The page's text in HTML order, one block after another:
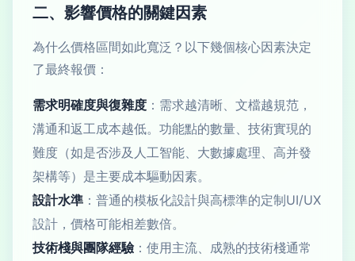
二、影響價格的關鍵因素
為什么價格區間如此寬泛？以下幾個核心因素決定
了最終報價：
需求明確度與復雜度 ：需求越清晰、文檔越規范，
溝通和返工成本越低。功能點的數量、技術實現的
難度（如是否涉及人工智能、大數據處理、高并發
架構等）是主要成本驅動因素。
設計水準 ：普通的模板化設計與高標準的定制UI/UX
設計，價格可能相差數倍。
技術棧與團隊經驗：使用主流、成熟的技術棧通常